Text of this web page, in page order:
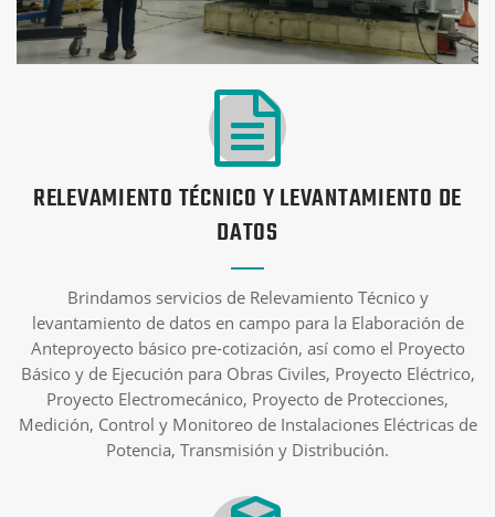
RELEVAMIENTO TÉCNICO Y LEVANTAMIENTO DE
DATOS
Brindamos servicios de Relevamiento Técnico y
levantamiento de datos en campo para la Elaboración de
Anteproyecto básico pre-cotización, así como el Proyecto
Básico y de Ejecución para Obras Civiles, Proyecto Eléctrico,
Proyecto Electromecánico, Proyecto de Protecciones,
Medición, Control y Monitoreo de Instalaciones Eléctricas de
Potencia, Transmisión y Distribución.